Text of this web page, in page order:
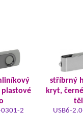
0301-2
stříbrný
kryt,
USB6-